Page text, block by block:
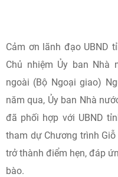
Cảm ơn lãnh đạo UBND
Chủ nhiệm Ủy ban Nhà
ngoài (Bộ Ngoại giao)
năm qua, Ủy ban Nhà
đã phối hợp với UBND
tham dự Chương trình
trở thành điểm hẹn, đáp
bào.